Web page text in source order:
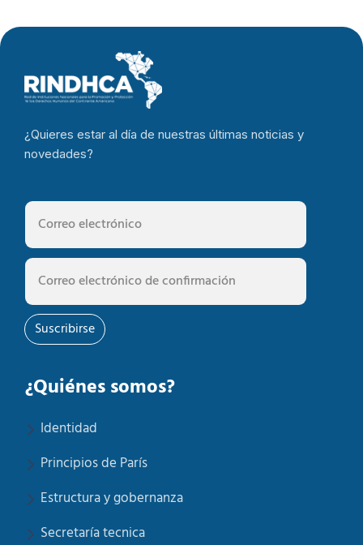
¿Quieres estar al día de nuestras últimas noticias y
novedades?
Suscribirse
¿Quiénes somos?
Identidad
Principios de París
Estructura y gobernanza
Secretaría tecnica